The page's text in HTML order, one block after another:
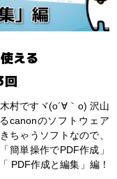
える
回
村ですヾ(o´∀｀o) 沢山
canonのソフトウェア
ちゃうソフトなので、
簡単操作でPDF作成」
PDF作成と編集」編！